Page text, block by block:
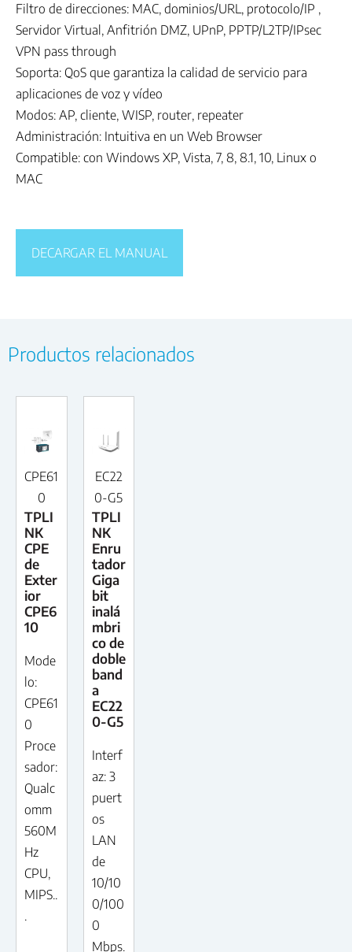
Filtro de direcciones: MAC, dominios/URL, protocolo/IP ,
Servidor Virtual, Anfitrión DMZ, UPnP, PPTP/L2TP/IPsec
VPN pass through
Soporta: QoS que garantiza la calidad de servicio para
aplicaciones de voz y vídeo
Modos: AP, cliente, WISP, router, repeater
Administración: Intuitiva en un Web Browser
Compatible: con Windows XP, Vista, 7, 8, 8.1, 10, Linux o
MAC
DECARGAR EL MANUAL
Productos relacionados
CPE61
0
TPLI
NK
CPE
de
Exter
ior
CPE6
10
Mode
lo:
CPE61
0
Proce
sador:
Qualc
omm
560M
Hz
CPU,
MIPS..
.
EC22
0-G5
TPLI
NK
Enru
tador
Giga
bit
inalá
mbri
co de
doble
band
a
EC22
0-G5
Interf
az: 3
puert
os
LAN
de
10/10
0/100
0
Mbps.